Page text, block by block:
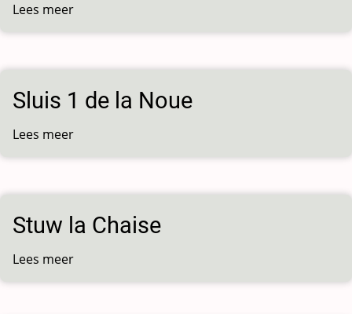
Lees meer
de
Accolay
Sluis 1 de la Noue
Lees meer
de
Noue
Stuw la Chaise
Lees meer